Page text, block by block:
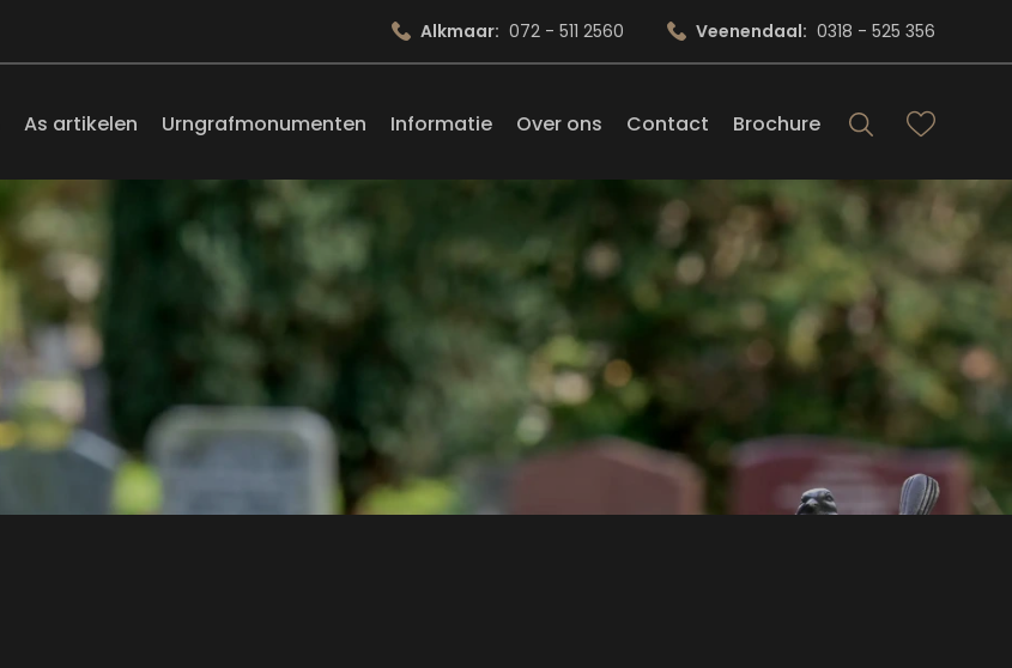
As artikelen Urngrafmonumenten Informatie Over ons Contact Brochure
Alkmaar: 072 - 511 2560 Veenendaal: 0318 - 525 356